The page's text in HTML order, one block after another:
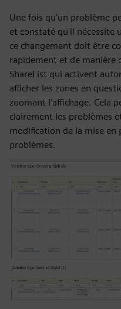
Une fois qu'un problème
et constaté qu'il nécessite
ce changement doit être
rapidement et de manière
ShareList qui activent
afficher les zones en
zoomant l'affichage. Cela
clairement les problèmes
modification de la mise en
problèmes.